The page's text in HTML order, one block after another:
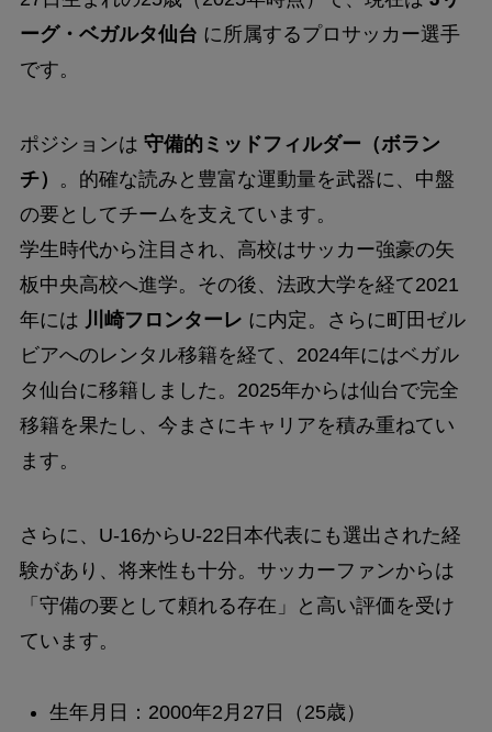
ーグ・ベガルタ仙台 に所属するプロサッカー選手
です。
ポジションは 守備的ミッドフィルダー（ボラン
チ）
。的確な読みと豊富な運動量を武器に、中盤
の要としてチームを支えています。
学生時代から注目され、高校はサッカー強豪の矢
板中央高校へ進学。その後、法政大学を経て2021
年には 川崎フロンターレ に内定。さらに町田ゼル
ビアへのレンタル移籍を経て、2024年にはベガル
タ仙台に移籍しました。2025年からは仙台で完全
移籍を果たし、今まさにキャリアを積み重ねてい
ます。
さらに、U-16からU-22日本代表にも選出された経
験があり、将来性も十分。サッカーファンからは
「守備の要として頼れる存在」と高い評価を受け
ています。
生年月日：2000年2月27日（25歳）